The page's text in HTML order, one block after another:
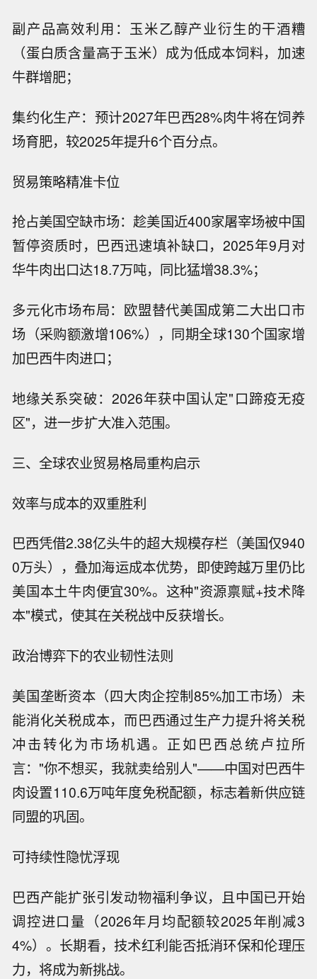
副产品高效利用：玉米乙醇产业衍生的干酒糟
（蛋白质含量高于玉米）成为低成本饲料，加速
牛群增肥；
集约化生产：预计2027年巴西28%肉牛将在饲养
场育肥，较2025年提升6个百分点。
贸易策略精准卡位
抢占美国空缺市场：趁美国近400家屠宰场被中国
暂停资质时，巴西迅速填补缺口，2025年9月对
华牛肉出口达18.7万吨，同比猛增38.3%；
多元化市场布局：欧盟替代美国成第二大出口市
场（采购额激增106%），同期全球130个国家增
加巴西牛肉进口；
地缘关系突破：2026年获中国认定"口蹄疫无疫
区"，进一步扩大准入范围。
三、全球农业贸易格局重构启示
效率与成本的双重胜利
巴西凭借2.38亿头牛的超大规模存栏（美国仅940
0万头），叠加海运成本优势，即使跨越万里仍比
美国本土牛肉便宜30%。这种"资源禀赋+技术降
本"模式，使其在关税战中反获增长。
政治博弈下的农业韧性法则
美国垄断资本（四大肉企控制85%加工市场）未
能消化关税成本，而巴西通过生产力提升将关税
冲击转化为市场机遇。正如巴西总统卢拉所
言："你不想买，我就卖给别人"——中国对巴西牛
肉设置110.6万吨年度免税配额，标志着新供应链
同盟的巩固。
可持续性隐忧浮现
巴西产能扩张引发动物福利争议，且中国已开始
调控进口量（2026年月均配额较2025年削减3
4%）。长期看，技术红利能否抵消环保和伦理压
力，将成为新挑战。